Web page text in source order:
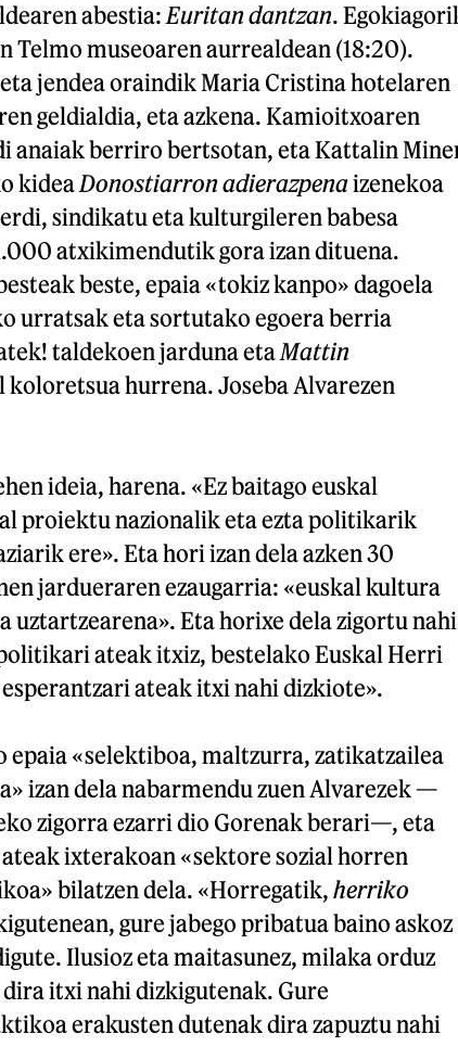
abestia: Euritan dantzan.
Telmo museoaren aurrealdean (18:20).
jendea oraindik Maria Cristina hotelaren
geldialdia, eta azkena. Kamioitxoaren
anaiak berriro bertsotan, eta Kattalin
kidea Donostiarron adierazpenaizenekoa
sindikatu eta kulturgileren babesa
atxikimendutik gora izan dituena.
beste, epaia «tokiz kanpo» dagoela
urratsak eta sortutako egoera berria
taldekoen jarduna etaMattin
hurrena. Joseba Alvarezen
ideia, harena. «Ez baitago euskal
proiektu nazionalik eta ezta politikarik
ere». Eta hori izan dela azken 30
jardueraren ezaugarria: «euskal kultura
uztartzearena». Eta horixe dela zigortu nahi
ateak itxiz, bestelako Euskal Herri
ateak itxi nahi dizkiote».
epaia «selektiboa, maltzurra, zatikatzailea
izan dela nabarmendu zuen Alvarezek —
zigorra ezarri dio Gorenak berari—, eta
ixterakoan «sektore sozial horren
bilatzen dela. «Horregatik, herriko
gure jabego pribatua baino askoz
Ilusioz eta maitasunez, milaka orduz
itxi nahi dizkigutenak. Gure
erakusten dutenak dira zapuztu nahi